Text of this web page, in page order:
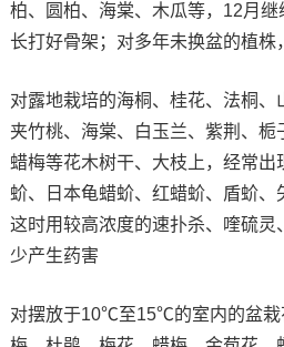
柏、圆柏、海棠、木瓜等，12月
长打好骨架；对多年未换盆的植株
对露地栽培的海桐、桂花、法桐、
夹竹桃、海棠、白玉兰、紫荆、栀
蜡梅等花木树干、大枝上，经常
蚧、日本龟蜡蚧、红蜡蚧、盾蚧、
这时用较高浓度的速扑杀、喹硫灵
少产生药害
对摆放于10℃至15℃的室内的盆栽